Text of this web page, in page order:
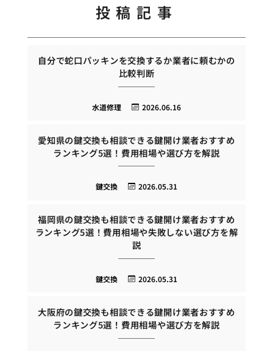
投稿記事
自分で蛇口パッキンを交換するか業者に頼むかの
比較判断
2026.06.16
水道修理
愛知県の鍵交換も相談できる鍵開け業者おすすめ
ランキング5選！費用相場や選び方を解説
2026.05.31
鍵交換
福岡県の鍵交換も相談できる鍵開け業者おすすめ
ランキング5選！費用相場や失敗しない選び方を解
説
2026.05.31
鍵交換
大阪府の鍵交換も相談できる鍵開け業者おすすめ
ランキング5選！費用相場や選び方を解説